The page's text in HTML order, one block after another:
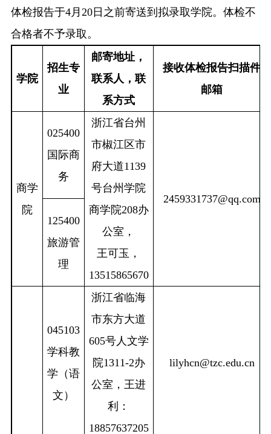
体检报告于4月 20日 之前寄送到拟录取学院。体检不
合格者不予录取。
学院
招生专
业
邮寄地址，
联系人，联
系方式
接收体检报告扫描件
邮箱
商学
院
025400
国际商
务
浙江省台州
市椒江区市
府大道1139
号台州学院
商学院208办
公室 ，
王可玉，
13515865670
2459331737@qq.com
125400
旅游管
理
045103
学科教
学（语
文）
浙江省临海
市东方大道
605号人文学
院1311-2办
公室，王进
利：
18857637205
lilyhcn@tzc.edu.cn